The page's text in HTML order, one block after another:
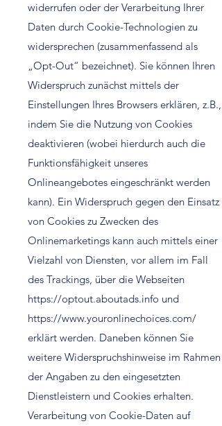
widerrufen oder der Verarbeitung Ihrer
Daten durch Cookie-Technologien zu
widersprechen (zusammenfassend als
„Opt-Out“ bezeichnet). Sie können Ihren
Widerspruch zunächst mittels der
Einstellungen Ihres Browsers erklären, z.B.,
indem Sie die Nutzung von Cookies
deaktivieren (wobei hierdurch auch die
Funktionsfähigkeit unseres
Onlineangebotes eingeschränkt werden
kann). Ein Widerspruch gegen den Einsatz
von Cookies zu Zwecken des
Onlinemarketings kann auch mittels einer
Vielzahl von Diensten, vor allem im Fall
des Trackings, über die Webseiten
https://optout.aboutads.info und
https://www.youronlinechoices.com/
erklärt werden. Daneben können Sie
weitere Widerspruchshinweise im Rahmen
der Angaben zu den eingesetzten
Dienstleistern und Cookies erhalten.
Verarbeitung von Cookie-Daten auf